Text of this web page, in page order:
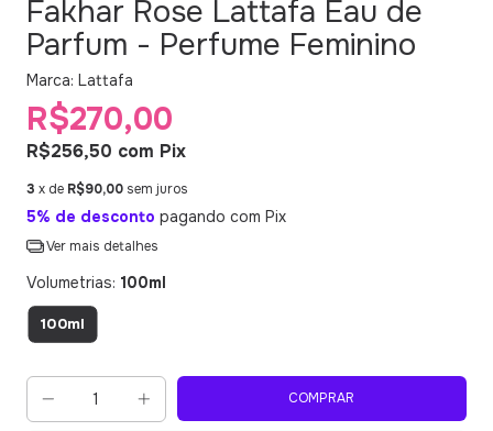
Fakhar Rose Lattafa Eau de
Parfum - Perfume Feminino
Marca: Lattafa
R$270,00
R$256,50 com Pix
3 x de R$90,00 sem juros
5% de desconto pagando com Pix
Ver mais detalhes
Volumetrias: 100ml
100ml